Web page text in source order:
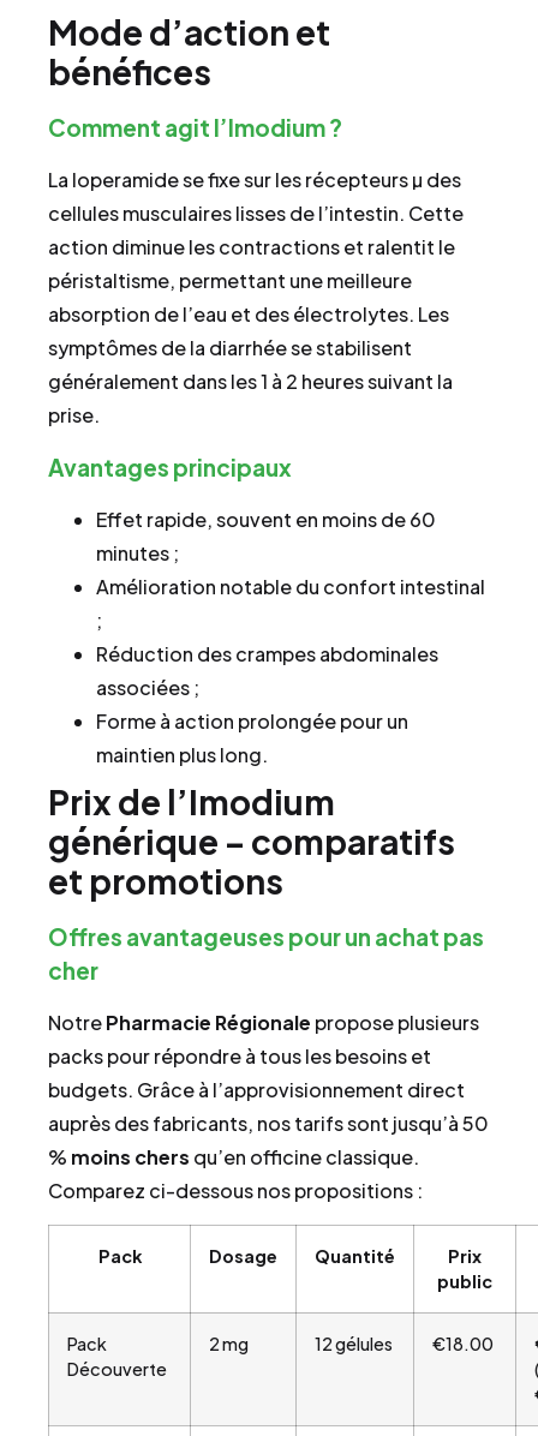
Mode d’action et
bénéfices
Comment agit l’Imodium ?
La loperamide se fixe sur les récepteurs µ des
cellules musculaires lisses de l’intestin. Cette
action diminue les contractions et ralentit le
péristaltisme, permettant une meilleure
absorption de l’eau et des électrolytes. Les
symptômes de la diarrhée se stabilisent
généralement dans les 1 à 2 heures suivant la
prise.
Avantages principaux
Effet rapide, souvent en moins de 60
minutes ;
Amélioration notable du confort intestinal
;
Réduction des crampes abdominales
associées ;
Forme à action prolongée pour un
maintien plus long.
Prix de l’Imodium
générique – comparatifs
et promotions
Offres avantageuses pour un achat pas
cher
NotrePharmacie Régionale propose plusieurs
packs pour répondre à tous les besoins et
budgets. Grâce à l’approvisionnement direct
auprès des fabricants, nos tarifs sont jusqu’à 50
% moins chers qu’en officine classique.
Comparez ci-dessous nos propositions :
Pack Dosage Quantité
Prix
public
Pack
Découverte
2 mg 12 gélules €18.00